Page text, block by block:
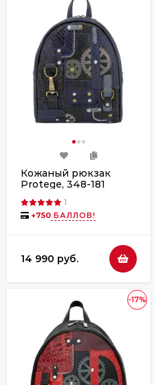
Кожаный рюкзак
Protege, 348-181
1
+750 БАЛЛОВ!
14 990 руб.
-17%